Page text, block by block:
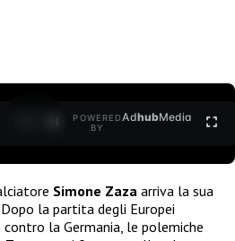
POWERED
BY
AdhubMedia
Simone Zaza arriva la sua
la partita degli Europei
la Germania, le polemiche